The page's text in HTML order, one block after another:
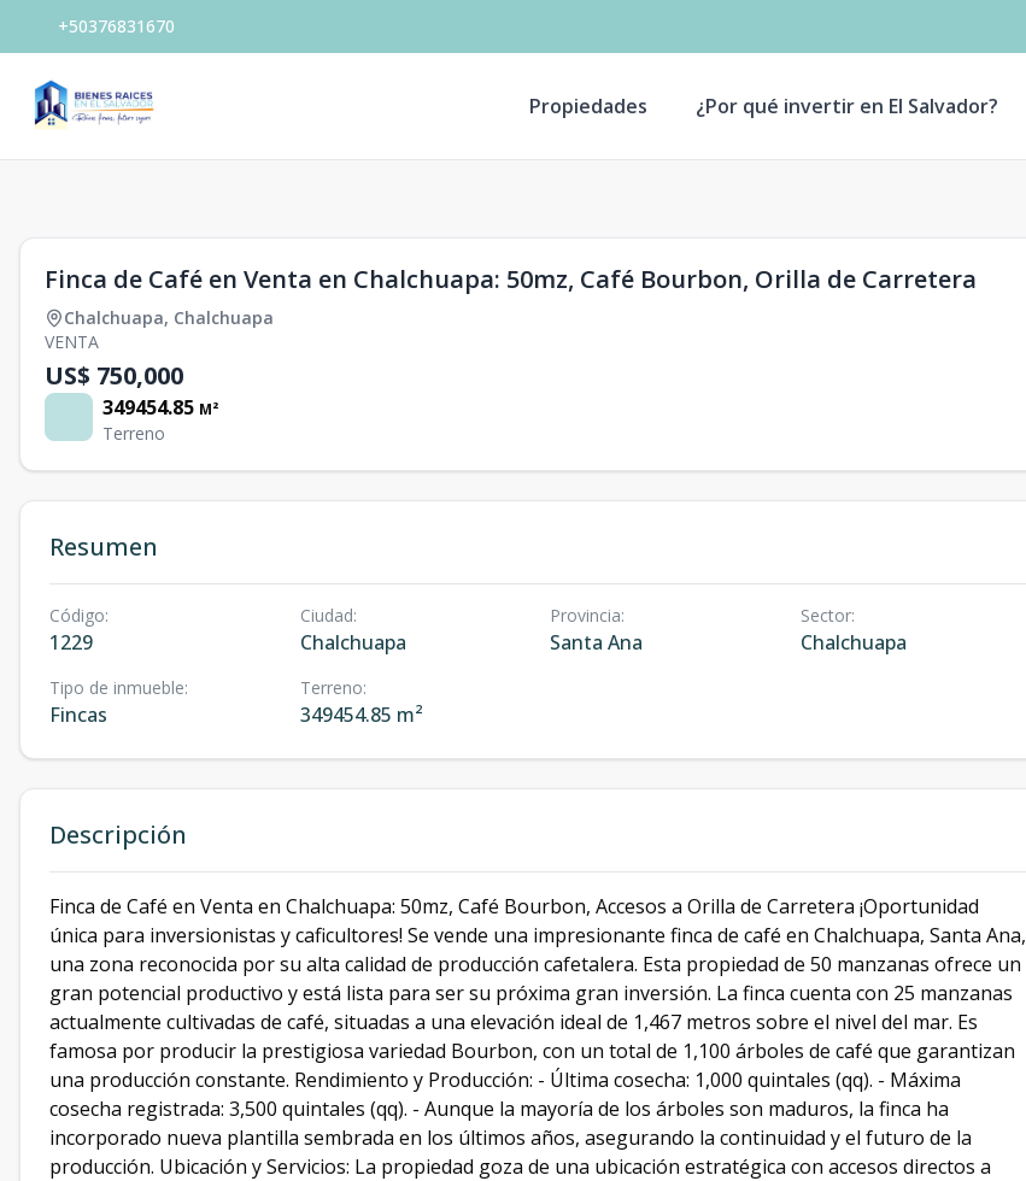
+50376831670
Propiedades ¿Por qué invertir en El Salvador?
Finca de Café en Venta en Chalchuapa: 50mz, Café Bourbon, Orilla de Carretera
Chalchuapa, Chalchuapa
VENTA
US$ 750,000
349454.85 M²
Terreno
Resumen
Código:
1229
Ciudad:
Chalchuapa
Provincia:
Santa Ana
Sector:
Chalchuapa
Tipo de inmueble:
Fincas
Terreno:
349454.85 m²
Descripción
Finca de Café en Venta en Chalchuapa: 50mz, Café Bourbon, Accesos a Orilla de Carretera ¡Oportunidad
única para inversionistas y caficultores! Se vende una impresionante finca de café en Chalchuapa, Santa Ana,
una zona reconocida por su alta calidad de producción cafetalera. Esta propiedad de 50 manzanas ofrece un
gran potencial productivo y está lista para ser su próxima gran inversión. La finca cuenta con 25 manzanas
actualmente cultivadas de café, situadas a una elevación ideal de 1,467 metros sobre el nivel del mar. Es
famosa por producir la prestigiosa variedad Bourbon, con un total de 1,100 árboles de café que garantizan
una producción constante. Rendimiento y Producción: - Última cosecha: 1,000 quintales (qq). - Máxima
cosecha registrada: 3,500 quintales (qq). - Aunque la mayoría de los árboles son maduros, la finca ha
incorporado nueva plantilla sembrada en los últimos años, asegurando la continuidad y el futuro de la
producción. Ubicación y Servicios: La propiedad goza de una ubicación estratégica con accesos directos a